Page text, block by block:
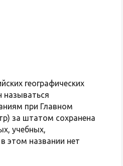
географических
при Главном
за штатом сохранена
учебных,
этом названии нет